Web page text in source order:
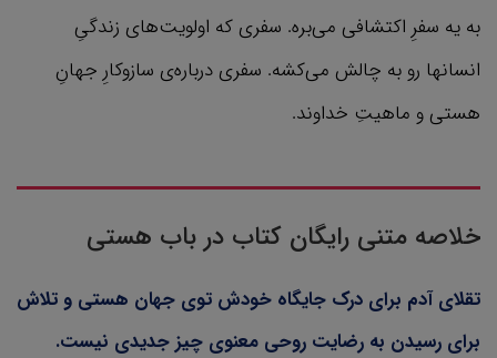
به یه سفرِ اکتشافی می‌بره. سفری که اولویت‌های زندگیِ
انسانها رو به چالش می‌کشه. سفری درباره‌ی سازوکارِ جهانِ
هستی و ماهیتِ خداوند.
خلاصه متنی رایگان کتاب در باب هستی
تقلای آدم برای درک جایگاه خودش توی جهان هستی و تلاش
برای رسیدن به رضایت روحی معنوی چیز جدیدی نیست.